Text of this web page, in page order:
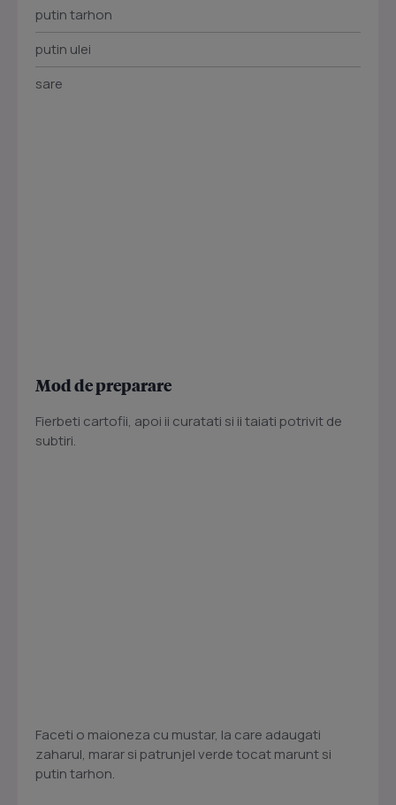
putin tarhon
putin ulei
sare
Mod de preparare
Fierbeti cartofii, apoi ii curatati si ii taiati potrivit de
subtiri.
Faceti o maioneza cu mustar, la care adaugati
zaharul, marar si patrunjel verde tocat marunt si
putin tarhon.